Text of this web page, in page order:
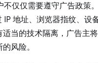
仅仅需要遵守广告政策
地址、浏览器指纹、设
当的技术隔离，广告主
风险。